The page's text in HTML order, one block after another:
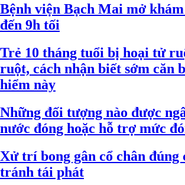
Bệnh viện Bạch Mai mở
đến 9h tối
Trẻ 10 tháng tuổi bị hoại tử
ruột, cách nhận biết sớm căn
hiểm này
Những đối tượng nào được
nước đóng hoặc hỗ trợ mức
Xử trí bong gân cổ chân đúng
tránh tái phát